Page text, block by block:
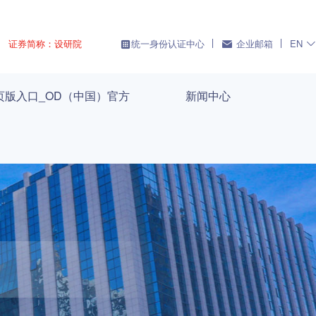
统一身份认证中心 企业邮箱 EN
证券简称：设研院
版入口_OD（中国）官方 新闻中心